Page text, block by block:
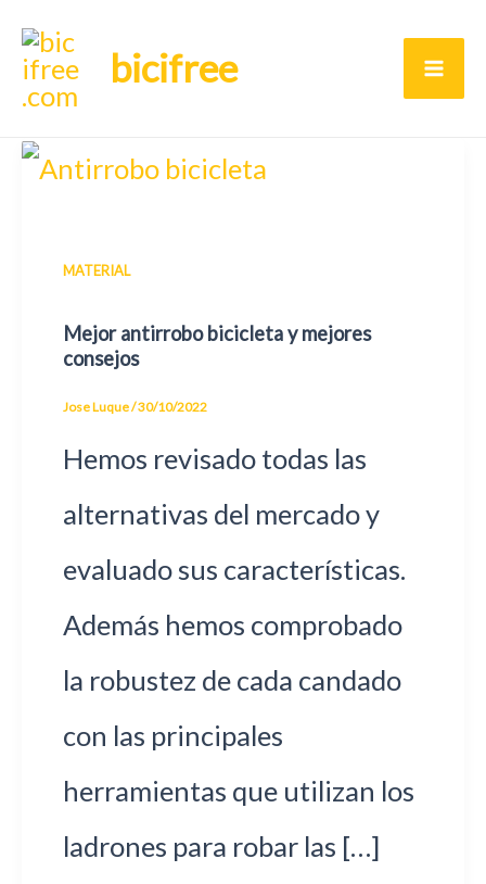
contenido
bicifree
MATERIAL
Mejor antirrobo bicicleta y mejores
consejos
Jose Luque/30/10/2022
Hemos revisado todas las
alternativas del mercado y
evaluado sus características.
Además hemos comprobado
la robustez de cada candado
con las principales
herramientas que utilizan los
ladrones para robar las […]